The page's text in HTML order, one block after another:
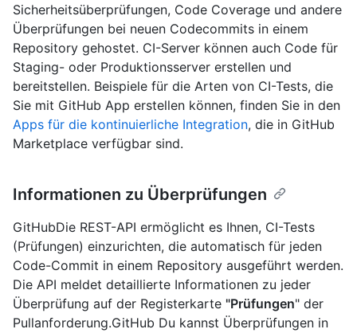
Sicherheitsüberprüfungen, Code Coverage und andere
Überprüfungen bei neuen Codecommits in einem
Repository gehostet. CI-Server können auch Code für
Staging- oder Produktionsserver erstellen und
bereitstellen. Beispiele für die Arten von CI-Tests, die
Sie mit GitHub App erstellen können, finden Sie in den
Apps für die kontinuierliche Integration, die in GitHub
Marketplace verfügbar sind.
Informationen zu Überprüfungen
GitHubDie REST-API ermöglicht es Ihnen, CI-Tests
(Prüfungen) einzurichten, die automatisch für jeden
Code-Commit in einem Repository ausgeführt werden.
Die API meldet detaillierte Informationen zu jeder
Überprüfung auf der Registerkarte "Prüfungen" der
Pullanforderung.GitHub Du kannst Überprüfungen in